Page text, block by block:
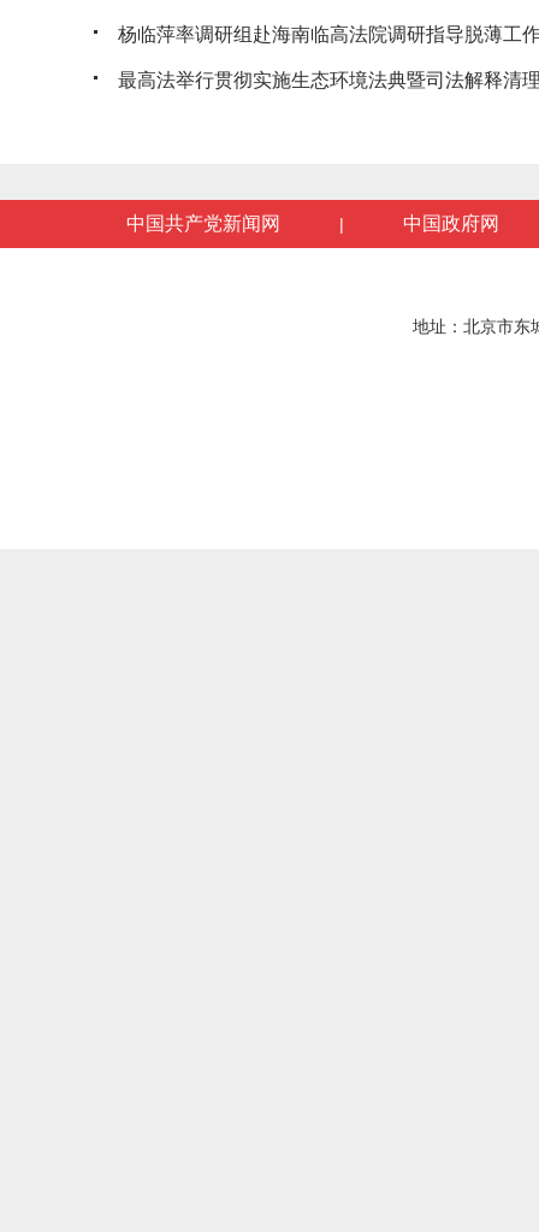
杨临萍率调研组赴海南临高法院调研指导脱薄工
最高法举行贯彻实施生态环境法典暨司法解释清
中国共产党新闻网 | 中国政府网
地址：北京市东